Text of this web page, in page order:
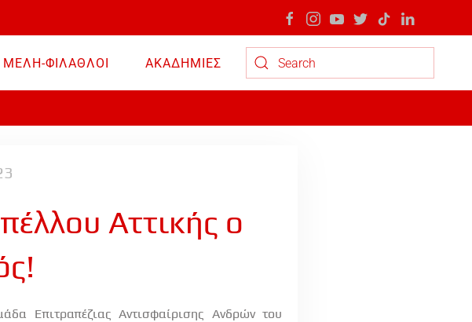
ΜΕΛΗ-ΦΙΛΑΘΛΟΙ
ΑΚΑΔΗΜΙΕΣ
Type 2 or more characters for results.
Αττικής ο
Επιτραπέζιας Αντισφαίρισης Ανδρών του